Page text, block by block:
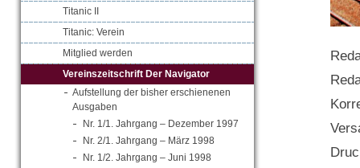
Titanic II
Titanic: Verein
Mitglied werden
Vereinszeitschrift Der Navigator
Aufstellung der bisher erschienenen
Ausgaben
Nr. 1/1. Jahrgang – Dezember 1997
Nr. 2/1. Jahrgang – März 1998
Nr. 1/2. Jahrgang – Juni 1998